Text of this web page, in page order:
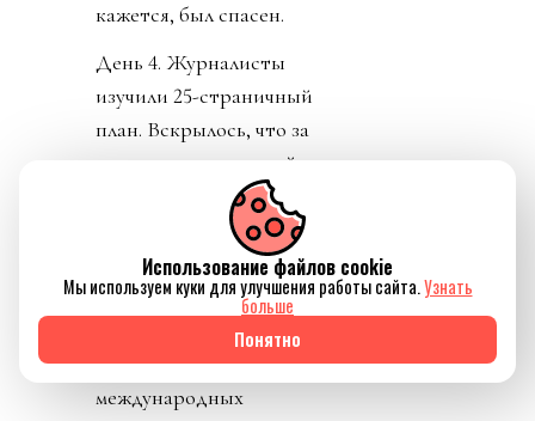
кажется, был спасен.
День 4. Журналисты
изучили 25-страничный
план. Вскрылось, что за
синдикатом, который
сколачивал Кушнер
стоял JPMorgan.
Крупнейший банк США
решил добавить футбол
к своему портфолио,
увеличить количество
международных
Использование файлов cookie
Мы используем куки для улучшения работы сайта.Узнать
больше
Понятно